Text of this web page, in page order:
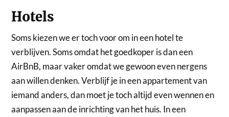
Hotels
Soms kiezen we er toch voor om in een hotel te
verblijven. Soms omdat het goedkoper is dan een
AirBnB, maar vaker omdat we gewoon even nergens
aan willen denken. Verblijf je in een appartement van
iemand anders, dan moet je toch altijd even wennen en
aanpassen aan de inrichting van het huis. In een